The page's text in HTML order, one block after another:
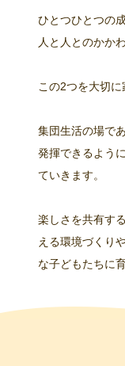
ひとつひとつの
人と人とのかか
この2つを大切に
集団生活の場で
発揮できるよう
ていきます。
楽しさを共有す
える環境づくり
な子どもたちに